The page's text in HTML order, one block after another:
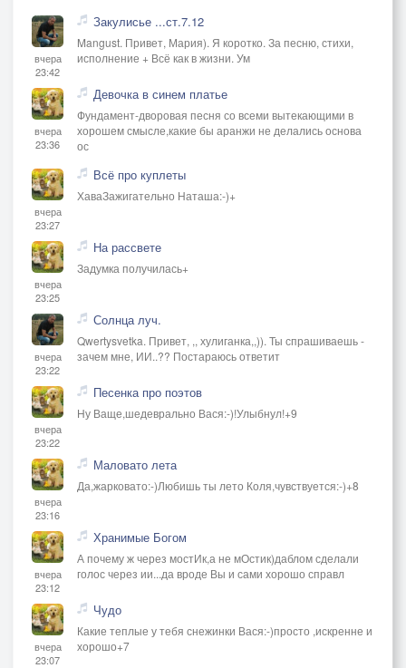
вчера
23:42
Закулисье ...ст.7.12
Mangust. Привет, Мария). Я коротко. За песню, стихи,
исполнение + Всё как в жизни. Ум
вчера
23:36
Девочка в синем платье
Фундамент-дворовая песня со всеми вытекающими в
хорошем смысле,какие бы аранжи не делались основа
ос
вчера
23:27
Всё про куплеты
ХаваЗажигательно Наташа:-)+
вчера
23:25
На рассвете
Задумка получилась+
вчера
23:22
Солнца луч.
Qwertysvetka. Привет, ,, хулиганка,,)). Ты спрашиваешь -
зачем мне, ИИ..?? Постараюсь ответит
вчера
23:22
Песенка про поэтов
Ну Ваще,шедеврально Вася:-)!Улыбнул!+9
вчера
23:16
Маловато лета
Да,жарковато:-)Любишь ты лето Коля,чувствуется:-)+8
вчера
23:12
Хранимые Богом
А почему ж через мостИк,а не мОстик)даблом сделали
голос через ии...да вроде Вы и сами хорошо справл
вчера
23:07
Чудо
Какие теплые у тебя снежинки Вася:-)просто ,искренне и
хорошо+7